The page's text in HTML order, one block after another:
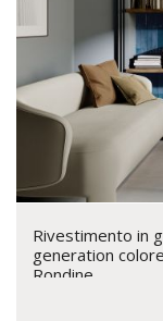
Rivestimento in
generation
Rondine